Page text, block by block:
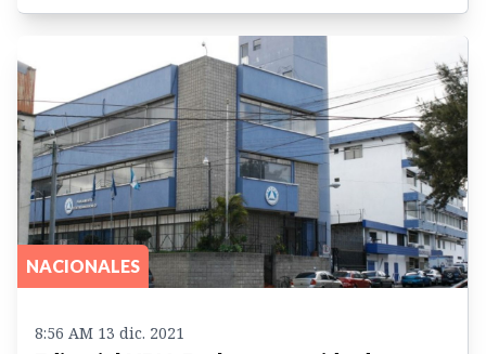
NACIONALES
8:56 AM 13 dic. 2021